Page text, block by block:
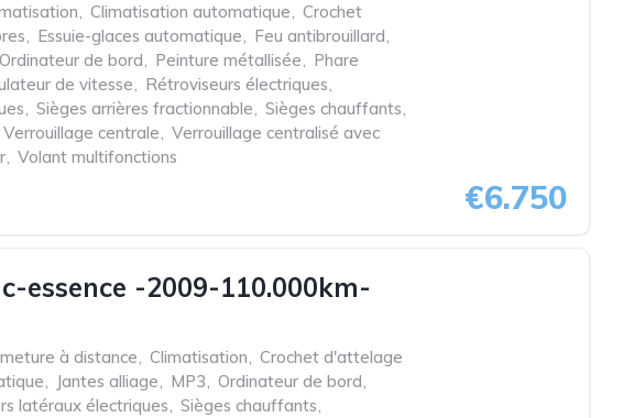
, Climatisation automatique, Crochet
, Essuie-glaces automatique, Feu antibrouillard,
Ordinateur de bord, Peinture métallisée, Phare
de vitesse, Rétroviseurs électriques,
, Sièges arrières fractionnable, Sièges chauffants,
Verrouillage centrale, Verrouillage centralisé avec
, Volant multifonctions
€6.750
essence -2009-110.000km-
à distance, Climatisation, Crochet d'attelage
, Jantes alliage, MP3, Ordinateur de bord,
latéraux électriques, Sièges chauffants,